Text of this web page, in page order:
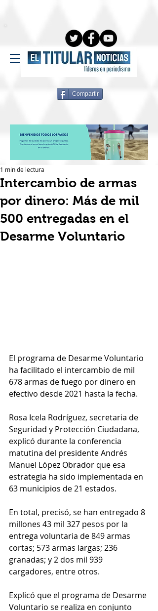
Compartir
Intercambio de armas
por dinero: Más de mil
500 entregadas en el
Desarme Voluntario
1 min de lectura
El programa de Desarme Voluntario
ha facilitado el intercambio de mil
678 armas de fuego por dinero en
efectivo desde 2021 hasta la fecha.
Rosa Icela Rodríguez, secretaria de
Seguridad y Protección Ciudadana,
explicó durante la conferencia
matutina del presidente Andrés
Manuel López Obrador que esa
estrategia ha sido implementada en
63 municipios de 21 estados.
En total, precisó, se han entregado 8
millones 43 mil 327 pesos por la
entrega voluntaria de 849 armas
cortas; 573 armas largas; 236
granadas; y 2 dos mil 939
cargadores, entre otros.
Explicó que el programa de Desarme
Voluntario se realiza en conjunto